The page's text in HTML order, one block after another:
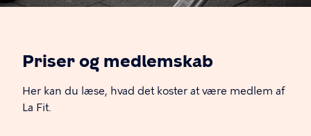
Priser og medlemskab
Her kan du læse, hvad det koster at være medlem af
La Fit.